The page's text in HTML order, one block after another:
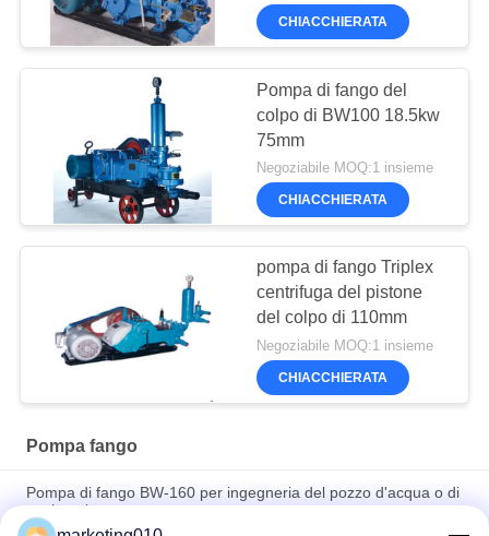
CHIACCHIERATA
Pompa di fango del
colpo di BW100 18.5kw
75mm
Negoziabile MOQ:1 insieme
CHIACCHIERATA
pompa di fango Triplex
centrifuga del pistone
del colpo di 110mm
Negoziabile MOQ:1 insieme
CHIACCHIERATA
Pompa fango
Pompa di fango BW-160 per ingegneria del pozzo d'acqua o di
esplorazione